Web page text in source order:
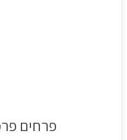
פרחים